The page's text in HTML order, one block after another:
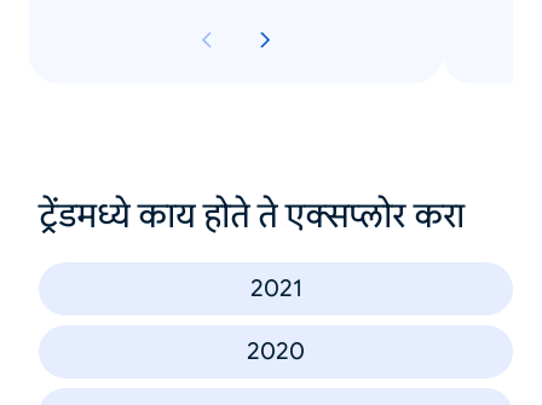
ट्रेंडमध्ये काय होते ते एक्सप्लोर करा
2021
2020